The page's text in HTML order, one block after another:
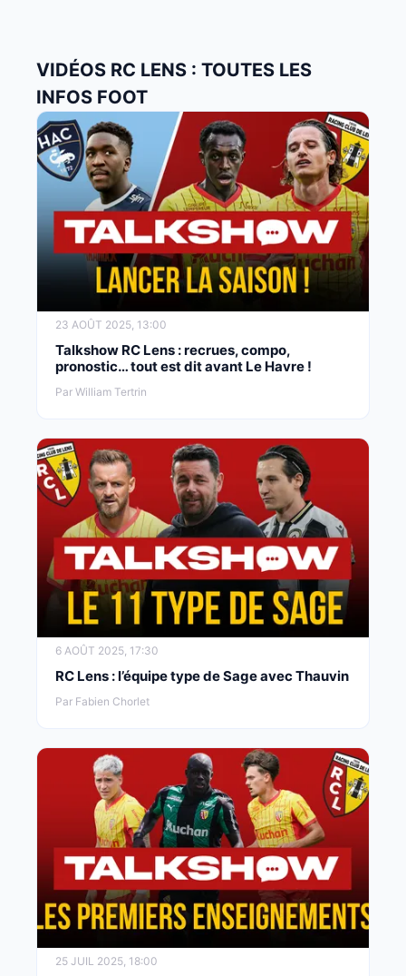
VIDÉOS RC LENS : TOUTES LES
INFOS FOOT
23 AOÛT 2025, 13:00
Talkshow RC Lens : recrues, compo,
pronostic… tout est dit avant Le Havre !
Par William Tertrin
6 AOÛT 2025, 17:30
RC Lens : l’équipe type de Sage avec Thauvin
Par Fabien Chorlet
25 JUIL 2025, 18:00